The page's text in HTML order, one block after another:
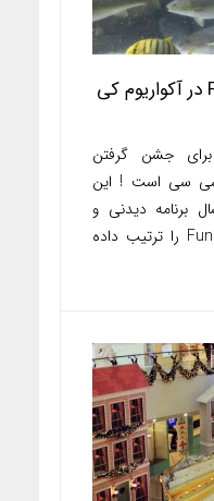
برنامه Fun2Sea Voyage در آکواریوم کی
جشن گرفتن
سی است ! این
برنامه دیدنی و
جذابی با نام Fun2Sea Voyage را ترتیب داده